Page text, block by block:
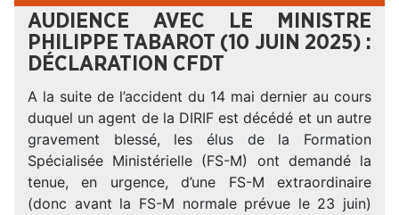
AUDIENCE AVEC LE MINISTRE
PHILIPPE TABAROT (10 JUIN 2025) :
DÉCLARATION CFDT
A la suite de l’accident du 14 mai dernier au cours
duquel un agent de la DIRIF est décédé et un autre
gravement blessé, les élus de la Formation
Spécialisée Ministérielle (FS-M) ont demandé la
tenue, en urgence, d’une FS-M extraordinaire
(donc avant la FS-M normale prévue le 23 juin)